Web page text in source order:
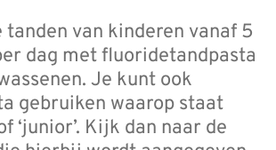
tanden van kinderen vanaf 5
dag met fluoridetandpasta
Je kunt ook
gebruiken waarop staat
‘junior’. Kijk dan naar de